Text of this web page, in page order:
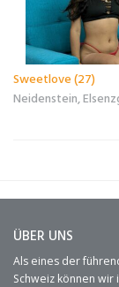
Sweetlove (27)
Neidenstein,
ÜBER UNS
Als eines der
Schweiz können